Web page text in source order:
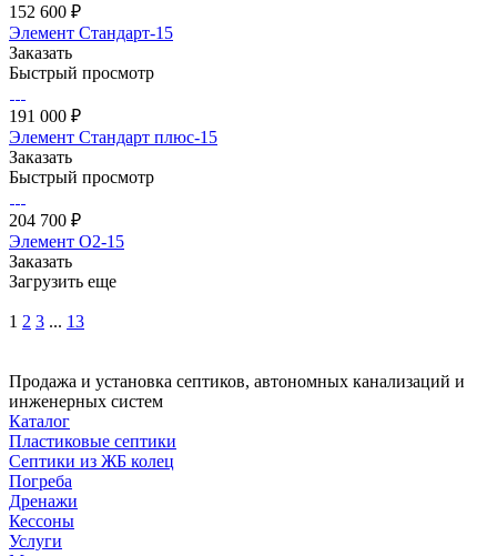
152 600 ₽
Элемент Стандарт-15
Заказать
Быстрый просмотр
191 000 ₽
Элемент Стандарт плюс-15
Заказать
Быстрый просмотр
204 700 ₽
Элемент О2-15
Заказать
Загрузить еще
1 2 3 ... 13
Продажа и установка септиков, автономных канализаций и
инженерных систем
Каталог
Пластиковые септики
Септики из ЖБ колец
Погреба
Дренажи
Кессоны
Услуги